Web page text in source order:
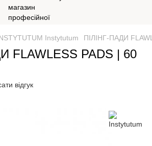
Instytutum ПІЛІНГ-ПАДИ
FLAWLESS PADS | 60
відгук